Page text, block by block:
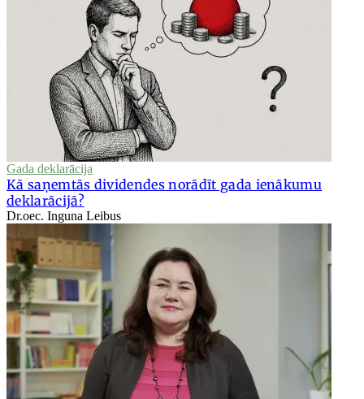
Gada deklarācija
Kā saņemtās dividendes norādīt gada ienākumu
deklarācijā?
Dr.oec. Inguna Leibus